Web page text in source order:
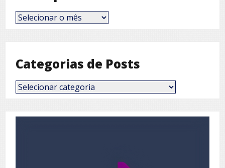
Posts
por
Categorias de Posts
Categorias
de